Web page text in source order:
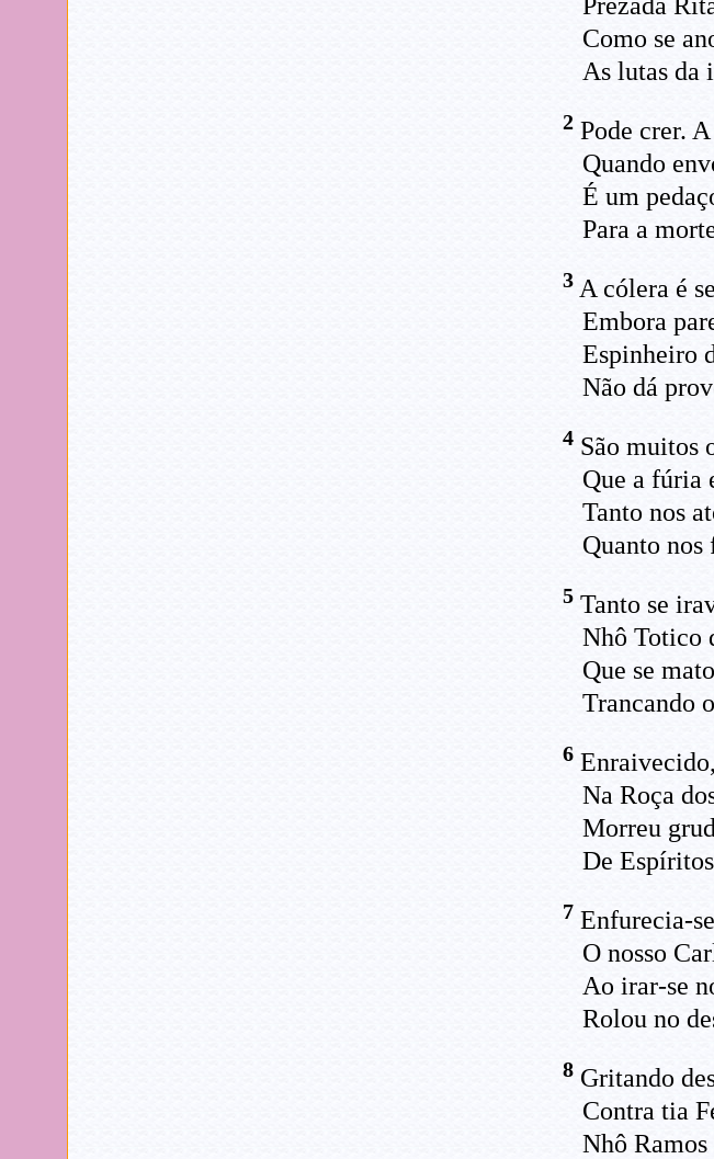
Como se
As lutas da
2Pode crer.
Quando
É um
Para a
3A cólera é
Embora
Espinheiro
Não dá
4São muitos
Que a fúria
Tanto nos
Quanto nos
5Tanto se
Nhô Totico
Que se
Trancando
6
Na Roça
Morreu
De
7 Enfurecia-
O nosso
Ao irar-se
Rolou no
8Gritando
Contra tia
Nhô